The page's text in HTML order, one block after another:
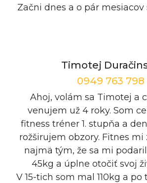
Začni dnes a o pár mesiacov
Timotej
0949 763 798
Ahoj, volám sa Timotej a
venujem už 4 roky. Som
fitness tréner 1. stupňa a
rožširujem obzory. Fitnes mi
najmä tým, že sa mi
45kg a úplne otočiť svoj
V 15-tich som mal 110kg a po